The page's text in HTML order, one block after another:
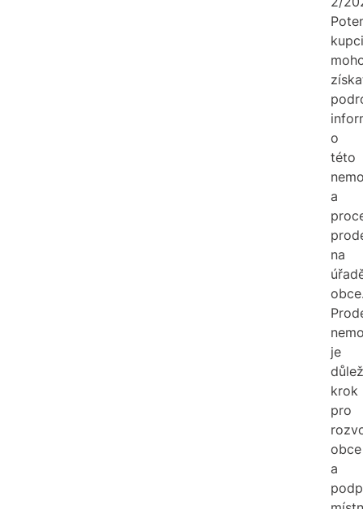
kupci
o
této
a
na
je
krok
pro
obce
a